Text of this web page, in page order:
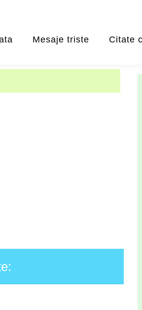
Mesaje triste Citate